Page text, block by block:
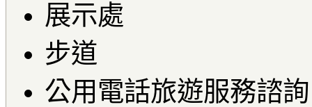
展示處
步道
公用電話旅遊服務諮